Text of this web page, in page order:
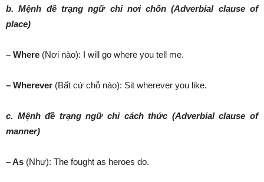
b. Mệnh đề trạng ngữ chỉ nơi chốn (Adverbial clause of
place)
– Where (Nơi nào): I will go where you tell me.
– Wherever (Bất cứ chỗ nào): Sit wherever you like.
c. Mệnh đề trạng ngữ chỉ cách thức (Adverbial clause of
manner)
– As (Như): The fought as heroes do.